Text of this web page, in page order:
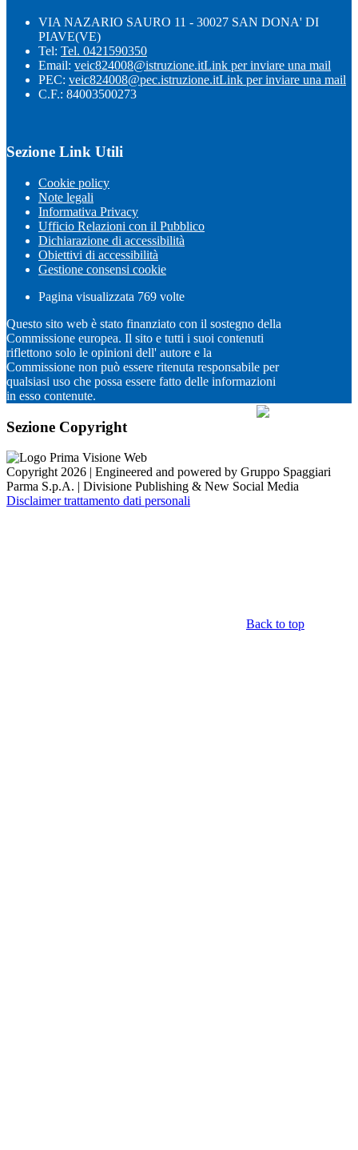
VIA NAZARIO SAURO 11 - 30027 SAN DONA' DI
PIAVE(VE)
Tel: Tel. 0421590350
Email: veic824008@istruzione.itLink per inviare una mail
PEC: veic824008@pec.istruzione.itLink per inviare una mail
C.F.: 84003500273
Sezione Link Utili
Cookie policy
Note legali
Informativa Privacy
Ufficio Relazioni con il Pubblico
Dichiarazione di accessibilità
Obiettivi di accessibilità
Gestione consensi cookie
Pagina visualizzata 769 volte
Questo sito web è stato finanziato con il sostegno della
Commissione europea. Il sito e tutti i suoi contenuti
riflettono solo le opinioni dell' autore e la
Commissione non può essere ritenuta responsabile per
qualsiasi uso che possa essere fatto delle informazioni
in esso contenute.
Sezione Copyright
Copyright 2026 | Engineered and powered by Gruppo Spaggiari
Parma S.p.A. | Divisione Publishing & New Social Media
Disclaimer trattamento dati personali
Back to top